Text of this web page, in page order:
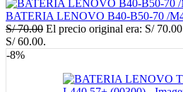
BATERIA LENOVO B40-B50-70 /
S/70.00 El precio original era: S/
S/ 60.00.
-8%